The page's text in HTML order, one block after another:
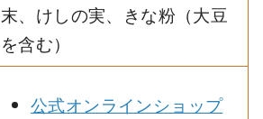
末、けしの実、きな粉（大豆
を含む）
公式オンラインショップ